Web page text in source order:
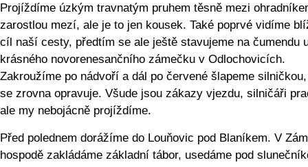
Projíždíme úzkým travnatým pruhem těsně mezi
zarostlou mezí, ale je to jen kousek. Také poprvé vidíme
cíl naší cesty, předtím se ale ještě stavujeme na čumendu
krásného novorenesančního zámečku v Odlochovicích.
Zakroužíme po nádvoří a dál po červené šlapeme
se zrovna opravuje. Všude jsou zákazy vjezdu, silničáři
ale my nebojácně projíždíme.
Před polednem dorážíme do Louňovic pod Blaníkem. V
hospodě zakládáme základní tábor, usedáme pod